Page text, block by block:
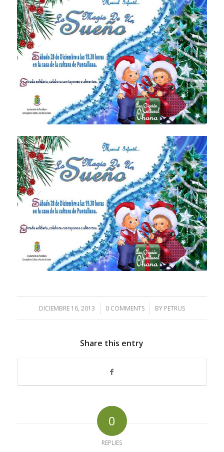
DICIEMBRE 16, 2013
/ 0 COMMENTS
/ BY PETRUS
Share this entry
0
REPLIES